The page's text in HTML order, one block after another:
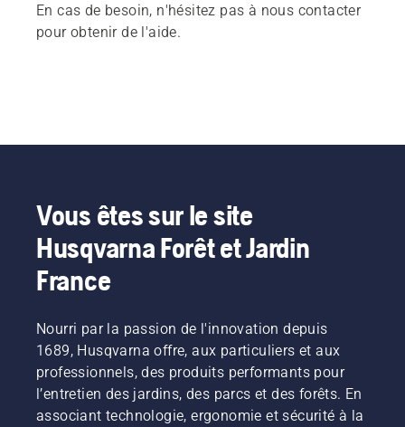
En cas de besoin, n'hésitez pas à nous contacter
pour obtenir de l'aide.
Vous êtes sur le site
Husqvarna Forêt et Jardin
France
Nourri par la passion de l'innovation depuis
1689, Husqvarna offre, aux particuliers et aux
professionnels, des produits performants pour
l’entretien des jardins, des parcs et des forêts. En
associant technologie, ergonomie et sécurité à la